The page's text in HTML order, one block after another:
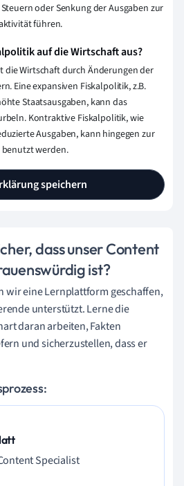
oder Senkung der Ausgaben zur
führen.
auf die Wirtschaft aus?
die Wirtschaft durch Änderungen der
Eine expansiven Fiskalpolitik, z.B.
Staatsausgaben, kann das
Kontraktive Fiskalpolitik, wie
Ausgaben, kann hingegen zur
werden.
speichern
dass unser Content
ist?
wir eine Lernplattform geschaffen,
unterstützt. Lerne die
daran arbeiten, Fakten
und sicherzustellen, dass er
Specialist